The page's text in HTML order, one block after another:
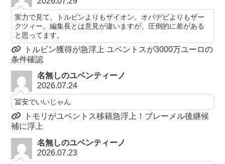
実力で見て、トルビンよりもザイオン。オバデビよりもザー
クツィー。編集長とは意見が違いますが、圧倒的に差がある
と思ってます。
トルビン獲得が急浮上 ユベントスが3000万ユーロの
条件確認
名無しのユベンティーノ
2026.07.24
冨安でいいじゃん
トモリがユベントス移籍急浮上！ブレーメル後継候
補に浮上
名無しのユベンティーノ
2026.07.23